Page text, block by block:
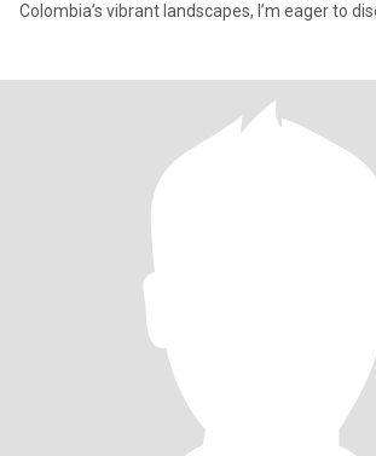
Colombia’s vibrant landscapes, I’m eager to